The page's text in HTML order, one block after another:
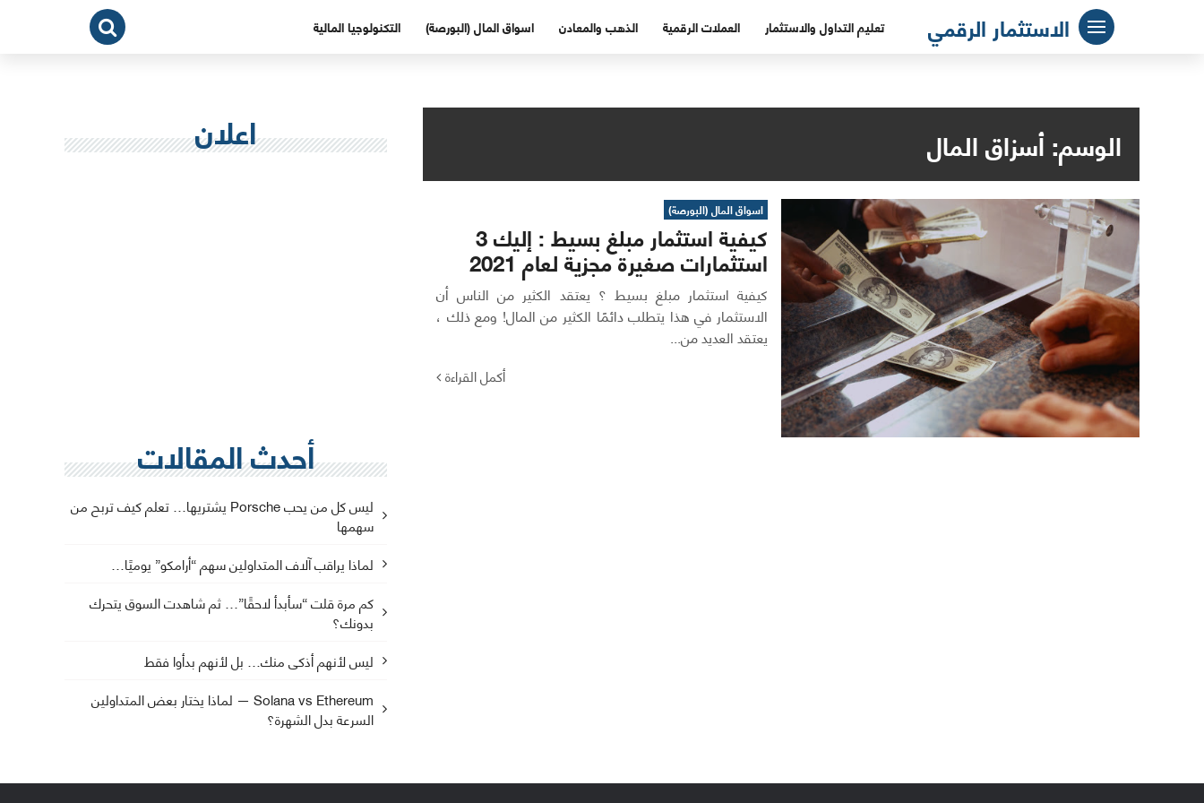
الاستثمار الرقمي تعليم التداول والاستثمار العملات الرقمية الذهب والمعادن اسواق المال (البورصة) التكنولوجيا المالية
الوسم:أسزاق المال
اسواق المال (البورصة)
كيفية استثمار مبلغ بسيط : إليك 3
استثمارات صغيرة مجزية لعام 2021
كيفية استثمار مبلغ بسيط ؟ يعتقد الكثير من الناس أن
الاستثمار في هذا يتطلب دائمًا الكثير من المال! ومع ذلك ،
يعتقد العديد من...
أكمل القراءة
اعلان
أحدث المقالات
ليس كل من يحب Porsche يشتريها… تعلم كيف تربح من
سهمها
لماذا يراقب آلاف المتداولين سهم “أرامكو” يوميًا…
كم مرة قلت “سأبدأ لاحقًا”… ثم شاهدت السوق يتحرك
بدونك؟
ليس لأنهم أذكى منك… بل لأنهم بدأوا فقط
Solana vs Ethereum — لماذا يختار بعض المتداولين
السرعة بدل الشهرة؟